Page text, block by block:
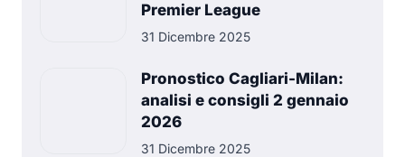
Premier League
31 Dicembre 2025
Pronostico Cagliari-Milan:
analisi e consigli 2 gennaio
2026
31 Dicembre 2025